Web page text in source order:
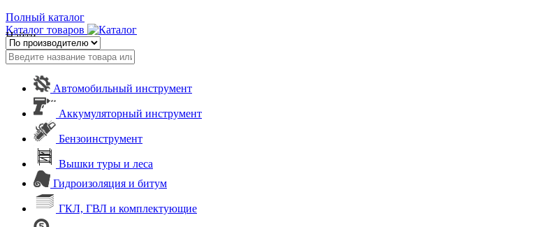
Полный каталог
Каталог товаров
Найти
Автомобильный инструмент
Аккумуляторный инструмент
Бензоинструмент
Вышки туры и леса
Гидроизоляция и битум
ГКЛ, ГВЛ и комплектующие